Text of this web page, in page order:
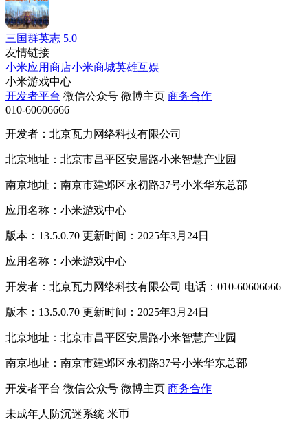
三国群英志 5.0
友情链接
小米应用商店小米商城英雄互娱
小米游戏中心
开发者平台 微信公众号 微博主页 商务合作
010-60606666
开发者：北京瓦力网络科技有限公司
北京地址：北京市昌平区安居路小米智慧产业园
南京地址：南京市建邺区永初路37号小米华东总部
应用名称：小米游戏中心
版本：13.5.0.70 更新时间：2025年3月24日
应用名称：小米游戏中心
开发者：北京瓦力网络科技有限公司 电话：010-60606666
版本：13.5.0.70 更新时间：2025年3月24日
北京地址：北京市昌平区安居路小米智慧产业园
南京地址：南京市建邺区永初路37号小米华东总部
开发者平台 微信公众号 微博主页 商务合作
未成年人防沉迷系统 米币